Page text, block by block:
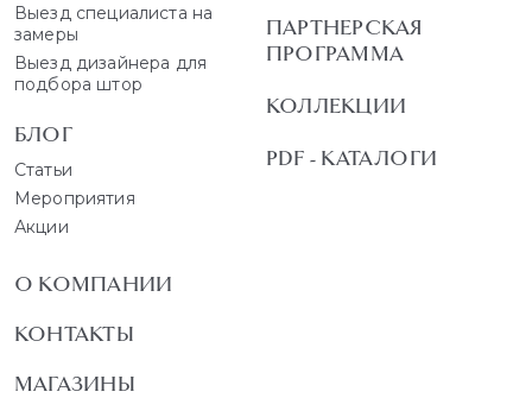
Выезд специалиста на
замеры
Выезд дизайнера для
подбора штор
БЛОГ
Статьи
Мероприятия
Акции
ПАРТНЕРСКАЯ
ПРОГРАММА
КОЛЛЕКЦИИ
PDF - КАТАЛОГИ
О КОМПАНИИ
КОНТАКТЫ
МАГАЗИНЫ